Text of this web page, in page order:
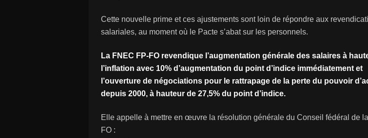
Cette nouvelle prime et ces ajustements sont loin de répondre aux
salariales, au moment où le Pacte s’abat sur les personnels.
La FNEC FP-FO revendique l’augmentation générale des salaires à
l’inflation avec 10% d’augmentation du point d’indice immédiatement et
l’ouverture de négociations pour le rattrapage de la perte du pouvoir
depuis 2000, à hauteur de 27,5% du point d’indice.
Elle appelle à mettre en œuvre la résolution générale du Conseil fédéral de
FO :